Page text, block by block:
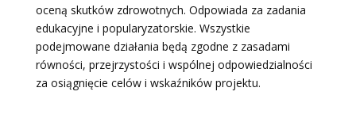
oceną skutków zdrowotnych. Odpowiada za zadania
edukacyjne i popularyzatorskie. Wszystkie
podejmowane działania będą zgodne z zasadami
równości, przejrzystości i wspólnej odpowiedzialności
za osiągnięcie celów i wskaźników projektu.